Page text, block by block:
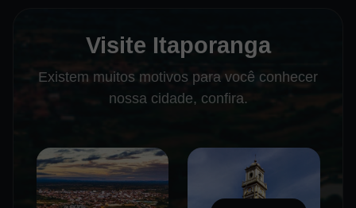
Visite Itaporanga
Existem muitos motivos para você conhecer
nossa cidade, confira.